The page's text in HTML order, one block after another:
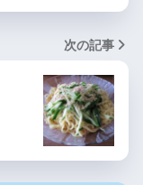
次の記事